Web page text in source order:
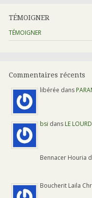
TÉMOIGNER
TÉMOIGNER
Commentaires récents
libérée dans
bsi dans LE
Bennacer Houria
Boucherit Laila